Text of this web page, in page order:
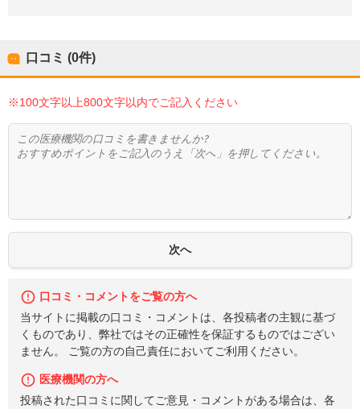
口コミ (0件)
※100文字以上800文字以内でご記入ください
口コミ・コメントをご覧の方へ
当サイトに掲載の口コミ・コメントは、各投稿者の主観に基づ
くものであり、弊社ではその正確性を保証するものではござい
ません。 ご覧の方の自己責任においてご利用ください。
医療機関の方へ
投稿された口コミに関してご意見・コメントがある場合は、各